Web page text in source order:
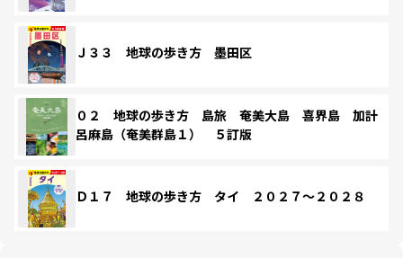
Ｊ３３ 地球の歩き方 墨田区
０２ 地球の歩き方 島旅 奄美大島 喜界島 加計
呂麻島（奄美群島１） ５訂版
Ｄ１７ 地球の歩き方 タイ ２０２７～２０２８